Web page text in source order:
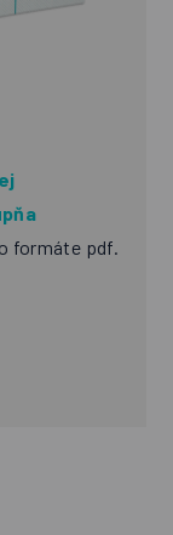
formáte pdf.